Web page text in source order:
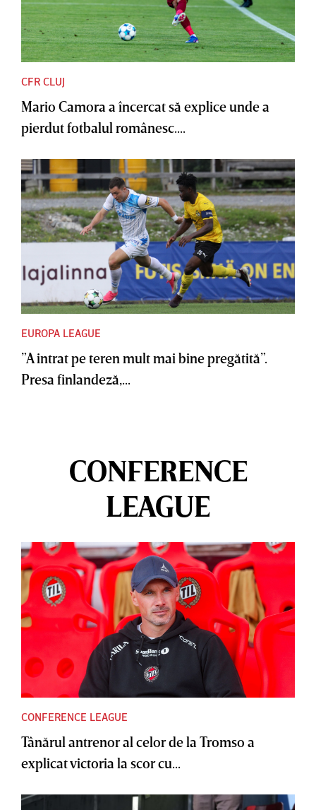
CFR CLUJ
Mario Camora a încercat să explice unde a
pierdut fotbalul românesc....
EUROPA LEAGUE
”A intrat pe teren mult mai bine pregătită”.
Presa finlandeză,...
CONFERENCE
LEAGUE
CONFERENCE LEAGUE
Tânărul antrenor al celor de la Tromso a
explicat victoria la scor cu...